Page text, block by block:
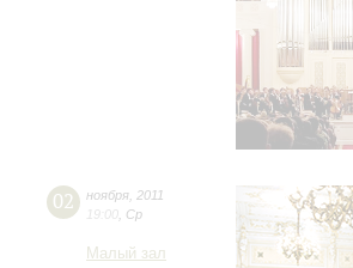
02 ноября 2011
19:00 Ср
Малый зал